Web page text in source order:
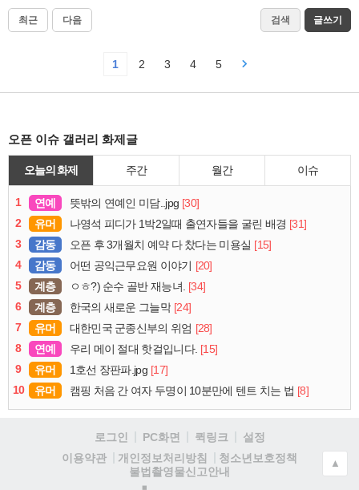
최근 다음 검색 글쓰기
1 2 3 4 5
오픈 이슈 갤러리 화제글
오늘의 화제 주간 월간 이슈
1 연예 뜻밖의 연예인 미담..jpg [30]
2
유머 나영석 피디가 1박2일때 출연자들을 굴린 배경 [31]
3
감동 오픈 후 3개월치 예약 다 찼다는 미용실 [15]
4
감동 어떤 공익근무요원 이야기 [20]
5
계층 ㅇㅎ?) 순수 골반 재능녀. [34]
6
계층 한국의 새로운 그늘막 [24]
7
유머 대한민국 군종신부의 위엄 [28]
8
연예 우리 메이 절대 핫걸입니다. [15]
9
유머 1호선 장판파.jpg [17]
10
유머 캠핑 처음 간 여자 두명이 10분만에 텐트 치는 법 [8]
로그인 PC화면 퀵링크
설정
이용약관
개인정보처리방침
청소년보호정책
불법촬영물신고안내
▲